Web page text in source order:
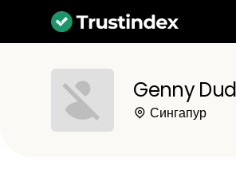
Genny
Сингапур